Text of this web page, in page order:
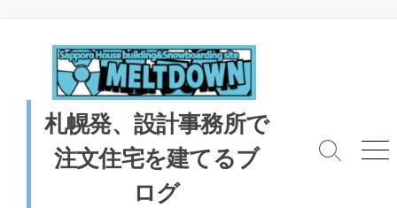
札幌発、設計事務所で
注文住宅を建てるブ
ログ
検
メ